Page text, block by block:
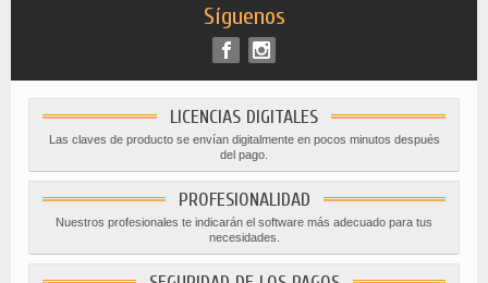
Síguenos
LICENCIAS DIGITALES
Las claves de producto se envían digitalmente en pocos minutos después
del pago.
PROFESIONALIDAD
Nuestros profesionales te indicarán el software más adecuado para tus
necesidades.